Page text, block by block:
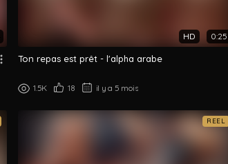
HD 0:25
Ton repas est prêt - l'alpha arabe
1.5K 18 il y a 5 mois
REEL